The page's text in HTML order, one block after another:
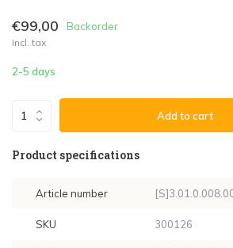
€99,00 Backorder
Incl. tax
2-5 days
Add to cart
Product specifications
Article number
SKU 300126